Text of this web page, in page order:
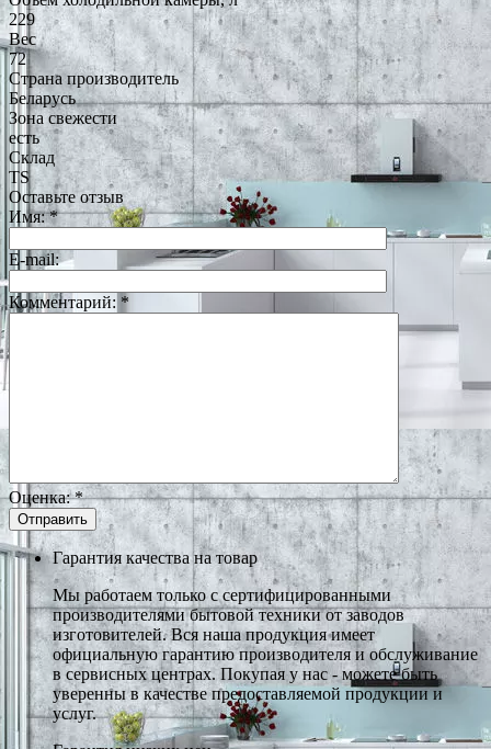
229
Вес
72
Страна производитель
Беларусь
Зона свежести
есть
Склад
TS
Оставьте отзыв
Имя:*
E-mail:
Комментарий: *
Оценка:*
Гарантия качества на товар
Мы работаем только с сертифицированными
производителями бытовой техники от заводов
изготовителей. Вся наша продукция имеет
официальную гарантию производителя и обслуживание
в сервисных центрах. Покупая у нас - можете быть
уверенны в качестве предоставляемой продукции и
услуг.